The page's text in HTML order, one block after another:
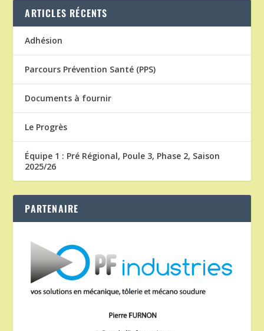
ARTICLES RÉCENTS
Adhésion
Parcours Prévention Santé (PPS)
Documents à fournir
Le Progrès
Équipe 1 : Pré Régional, Poule 3, Phase 2, Saison
2025/26
PARTENAIRE